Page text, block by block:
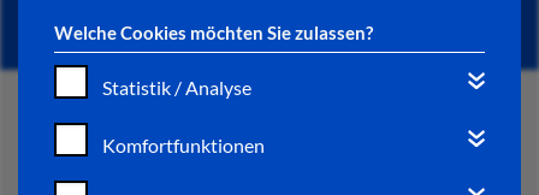
Welche Cookies möchten Sie zulassen?
Statistik / Analyse
Komfortfunktionen
START